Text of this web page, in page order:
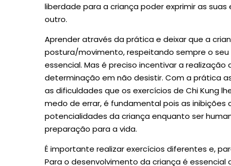
liberdade para a criança poder exprimir as
outro.
Aprender através da prática e deixar que a
postura/movimento, respeitando sempre o
essencial. Mas é preciso incentivar a
determinação em não desistir. Com a prática
as dificuldades que os exercícios de Chi Kung
medo de errar, é fundamental pois as
potencialidades da criança enquanto ser
preparação para a vida.
É importante realizar exercícios diferentes e,
Para o desenvolvimento da criança é